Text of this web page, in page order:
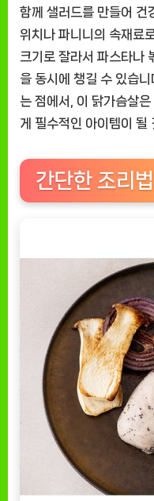
함께 샐러드를 만들어 건
위치나 파니니의 속재료
크기로 잘라서 파스타나
을 동시에 챙길 수 있습
는 점에서, 이 닭가슴살
게 필수적인 아이템이 될
간단한 조리법